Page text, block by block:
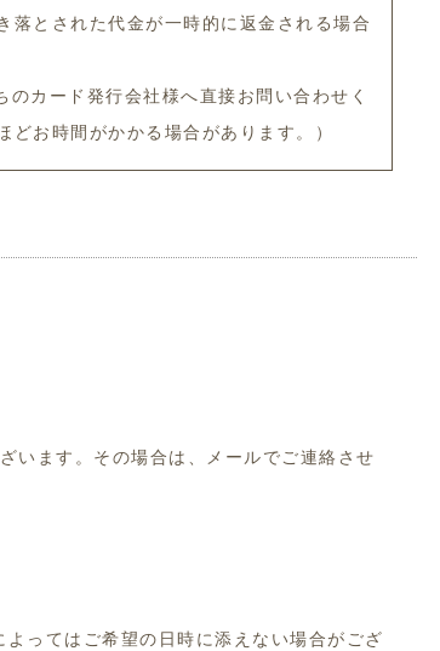
落とされた代金が一時的に返金される場合
カード発行会社様へ直接お問い合わせく
お時間がかかる場合があります。）
います。その場合は、メールでご連絡させ
ってはご希望の日時に添えない場合がござ